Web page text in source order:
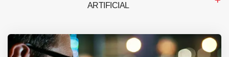
ARTIFICIAL